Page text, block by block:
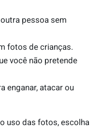
pessoa sem
fotos de crianças.
você não pretende
enganar, atacar ou
uso das fotos, escolha